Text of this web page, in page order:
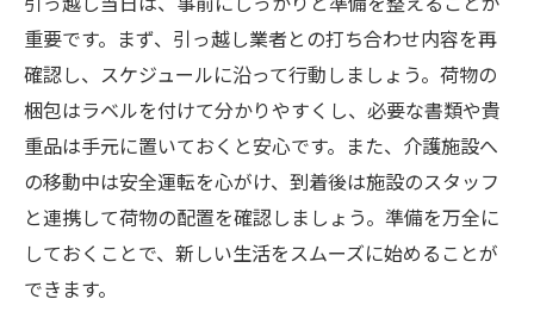
荷物の点検リスト
書類や契約の確認
引っ越し当日のスケジュール
施設到着後の手続きリスト
新生活のスタートガイド
重要です。まず、引っ越し業者との打ち合わせ内容を再
確認し、スケジュールに沿って行動しましょう。荷物の
梱包はラベルを付けて分かりやすくし、必要な書類や貴
重品は手元に置いておくと安心です。また、介護施設へ
の移動中は安全運転を心がけ、到着後は施設のスタッフ
と連携して荷物の配置を確認しましょう。準備を万全に
しておくことで、新しい生活をスムーズに始めることが
できます。